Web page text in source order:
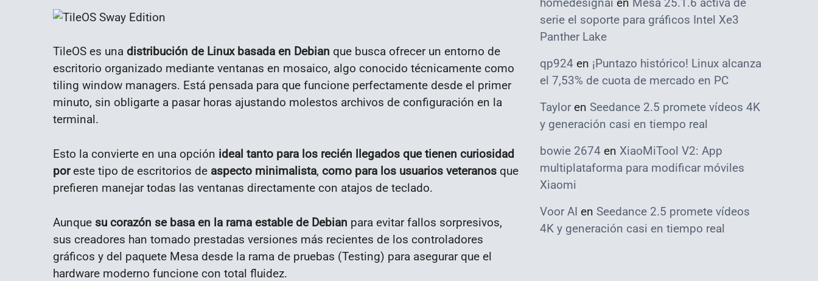
TileOS es una distribución de Linux basada en Debian que busca ofrecer un entorno de
escritorio organizado mediante ventanas en mosaico, algo conocido técnicamente como
tiling window managers. Está pensada para que funcione perfectamente desde el primer
minuto, sin obligarte a pasar horas ajustando molestos archivos de configuración en la
terminal.
Esto la convierte en una opción ideal tanto para los recién llegados que tienen curiosidad
poreste tipo de escritorios de aspecto minimalista, como para los usuarios veteranos que
prefieren manejar todas las ventanas directamente con atajos de teclado.
Aunque su corazón se basa en la rama estable de Debian para evitar fallos sorpresivos,
sus creadores han tomado prestadas versiones más recientes de los controladores
gráficos y del paquete Mesa desde la rama de pruebas (Testing) para asegurar que el
hardware moderno funcione con total fluidez.
homedesignai en Mesa 25.1.6 activa de
serie el soporte para gráficos Intel Xe3
Panther Lake
qp924 en ¡Puntazo histórico! Linux alcanza
el 7,53% de cuota de mercado en PC
Taylor en Seedance 2.5 promete vídeos 4K
y generación casi en tiempo real
bowie 2674 en XiaoMiTool V2: App
multiplataforma para modificar móviles
Xiaomi
Voor AI en Seedance 2.5 promete vídeos
4K y generación casi en tiempo real